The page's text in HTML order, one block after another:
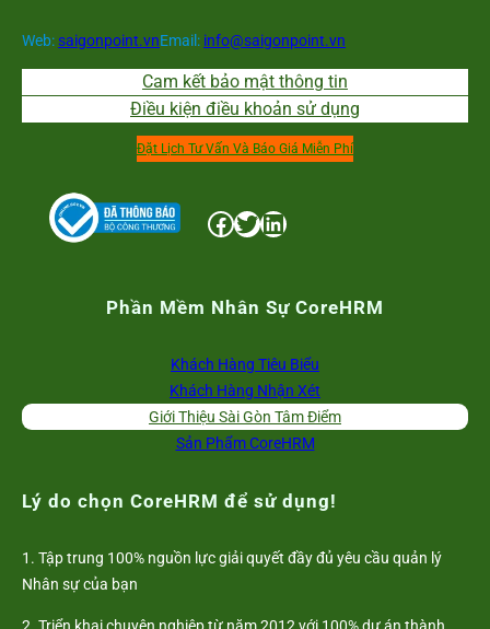
Chi
Web:saigonpoint.vnEmail: info@saigonpoint.vn
Cam kết bảo mật thông tin
Điều kiện điều khoản sử dụng
Đặt Lịch Tư Vấn Và Báo Giá Miễn Phí
Facebook Twitter LinkedIn
Phần Mềm Nhân Sự CoreHRM
Khách Hàng Tiêu Biểu
Khách Hàng Nhận Xét
Giới Thiệu Sài Gòn Tâm Điểm
Sản Phẩm CoreHRM
Lý do chọn CoreHRM để sử dụng!
1. Tập trung 100% nguồn lực giải quyết đầy đủ yêu cầu quản lý
Nhân sự của bạn